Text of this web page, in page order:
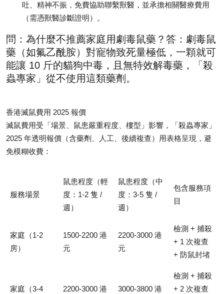
吐、精神不振，免費協助聯繫獸醫，並承擔相關醫療費用
（需憑獸醫診斷證明）。
問：為什麼不推薦家庭用劇毒鼠藥？答：劇毒鼠
藥（如氟乙酰胺）對寵物致死量極低，一顆就可
能讓 10 斤的貓狗中毒，且無特效解毒藥，「殺
蟲專家」從不使用這類藥劑。
香港滅鼠費用 2025 報價
滅鼠費用受「場景、鼠患嚴重程度、樓型」影響，「殺蟲專家」
2025 年透明報價（含藥劑、人工、後續複查）用表格呈現，避
免模糊收費：
服務場景
鼠患程度（輕
度：1-2 隻 /
週）
鼠患程度（中
度：3-5 隻 /
週）
包含服務項
目
家庭（1-2
房）
1500-2200 港
元
2200-3000 港
元
檢測 + 捕殺
+ 1 次複查
+ 防鼠封堵
家庭（3-4
2200-3000 港
3000-3800 港
檢測 + 捕殺
+ 2 次複查